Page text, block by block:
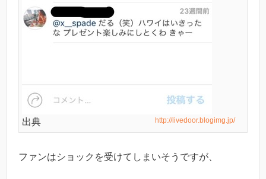
出典 http://livedoor.blogimg.jp/
ファンはショックを受けてしまいそうですが、